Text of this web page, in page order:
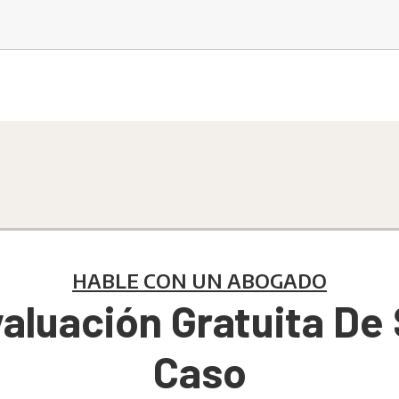
HABLE CON UN ABOGADO
Gratuita De
Caso